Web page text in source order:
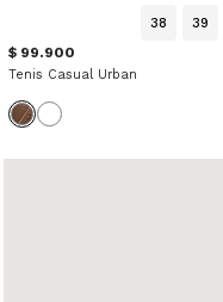
38 39
$ 99.900
Tenis Casual Urban